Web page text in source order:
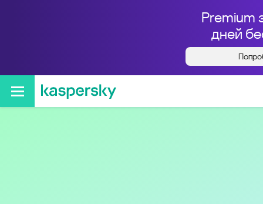
Premium
дней
Кто звонил с номера
+73432120606